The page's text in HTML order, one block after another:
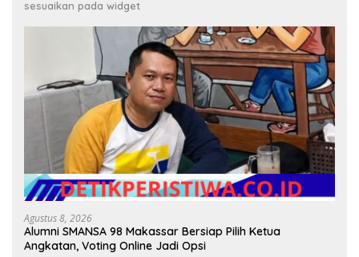
sesuaikan pada widget
Agustus 8, 2026
Alumni SMANSA 98 Makassar Bersiap Pilih Ketua
Angkatan, Voting Online Jadi Opsi